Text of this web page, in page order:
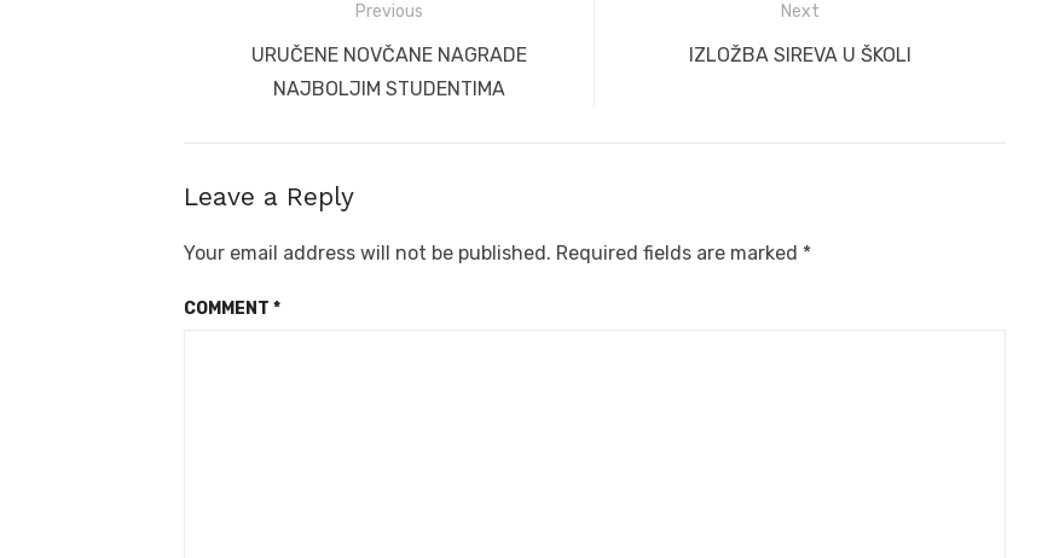
navigation
Previous
Previous
post:
URUČENE NOVČANE NAGRADE
NAJBOLJIM STUDENTIMA
Next
Next
IZLOŽBA SIREVA U ŠKOLI
Leave a Reply
Your email address will not be published. Required fields are marked *
COMMENT *